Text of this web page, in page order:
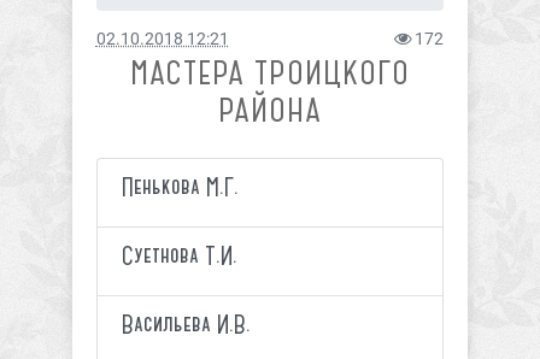
02.10.2018 12:21 172
МАСТЕРА ТРОИЦКОГО
РАЙОНА
Пенькова М.Г.
Суетнова Т.И.
Васильева И.В.